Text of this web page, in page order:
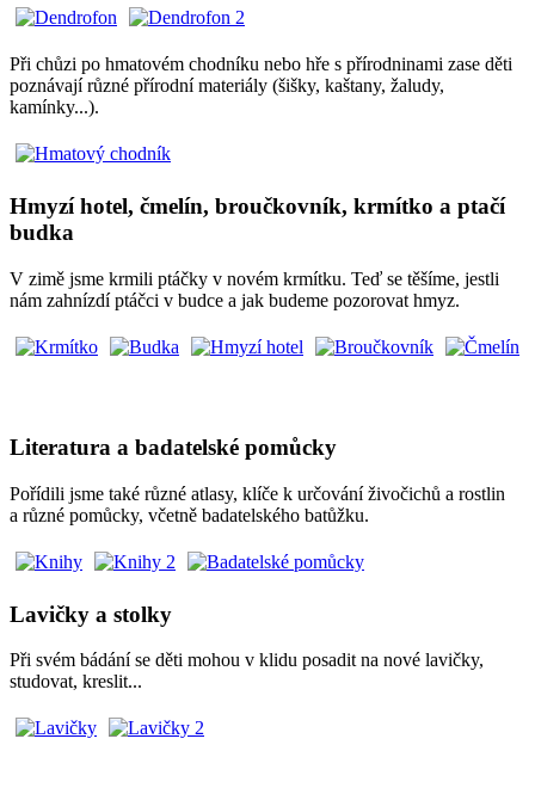
Při chůzi po hmatovém chodníku nebo hře s přírodninami zase děti
poznávají různé přírodní materiály (šišky, kaštany, žaludy,
kamínky...).
Hmyzí hotel, čmelín, broučkovník, krmítko a ptačí
budka
V zimě jsme krmili ptáčky v novém krmítku. Teď se těšíme, jestli
nám zahnízdí ptáčci v budce a jak budeme pozorovat hmyz.
Literatura a badatelské pomůcky
Pořídili jsme také různé atlasy, klíče k určování živočichů a rostlin
a různé pomůcky, včetně badatelského batůžku.
Lavičky a stolky
Při svém bádání se děti mohou v klidu posadit na nové lavičky,
studovat, kreslit...